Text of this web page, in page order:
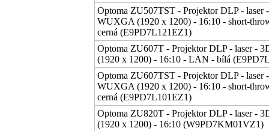
Optoma ZU507TST - Projektor DLP - laser
WUXGA (1920 x 1200) - 16:10 - short-
cerná (E9PD7L121EZ1)
Optoma ZU607T - Projektor DLP - laser -
(1920 x 1200) - 16:10 - LAN - bílá
Optoma ZU607TST - Projektor DLP - laser
WUXGA (1920 x 1200) - 16:10 - short-
cerná (E9PD7L101EZ1)
Optoma ZU820T - Projektor DLP - laser -
(1920 x 1200) - 16:10 (W9PD7KM01VZ1)